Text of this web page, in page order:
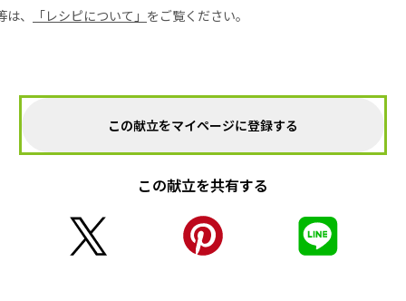
、
「レシピについて」 をご覧ください。
この献立をマイページに登録する
この献立を共有する